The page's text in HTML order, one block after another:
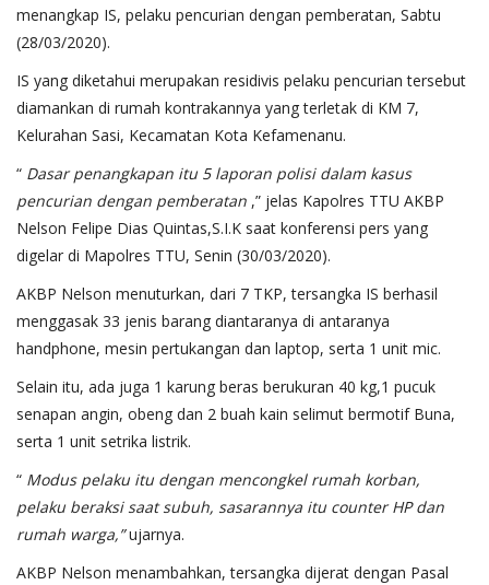
menangkap IS, pelaku pencurian dengan pemberatan, Sabtu
(28/03/2020).
IS yang diketahui merupakan residivis pelaku pencurian tersebut
diamankan di rumah kontrakannya yang terletak di KM 7,
Kelurahan Sasi, Kecamatan Kota Kefamenanu.
“ Dasar penangkapan itu 5 laporan polisi dalam kasus
pencurian dengan pemberatan ,” jelas Kapolres TTU AKBP
Nelson Felipe Dias Quintas,S.I.K saat konferensi pers yang
digelar di Mapolres TTU, Senin (30/03/2020).
AKBP Nelson menuturkan, dari 7 TKP, tersangka IS berhasil
menggasak 33 jenis barang diantaranya di antaranya
handphone, mesin pertukangan dan laptop, serta 1 unit mic.
Selain itu, ada juga 1 karung beras berukuran 40 kg,1 pucuk
senapan angin, obeng dan 2 buah kain selimut bermotif Buna,
serta 1 unit setrika listrik.
“ Modus pelaku itu dengan mencongkel rumah korban,
pelaku beraksi saat subuh, sasarannya itu counter HP dan
rumah warga,”ujarnya.
AKBP Nelson menambahkan, tersangka dijerat dengan Pasal